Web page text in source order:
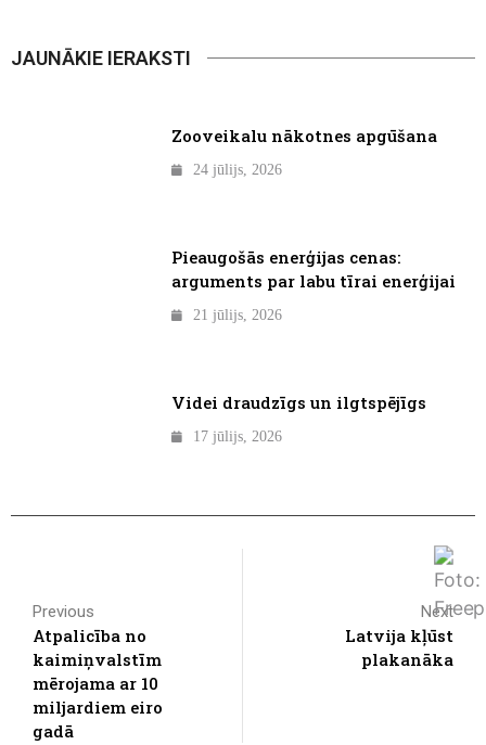
JAUNĀKIE IERAKSTI
Zooveikalu nākotnes apgūšana
24 jūlijs, 2026
Pieaugošās enerģijas cenas:
arguments par labu tīrai enerģijai
21 jūlijs, 2026
Videi draudzīgs un ilgtspējīgs
17 jūlijs, 2026
Previous
Atpalicība no
kaimiņvalstīm
mērojama ar 10
miljardiem eiro
gadā
Next
Latvija kļūst
plakanāka